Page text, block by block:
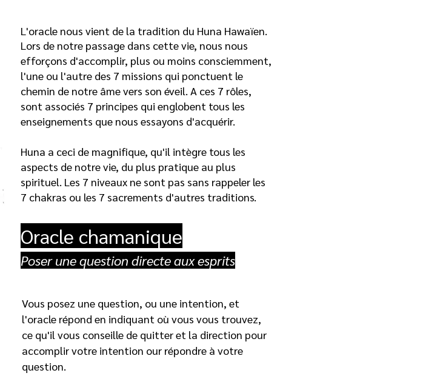
L'oracle nous vient de la tradition du Huna Hawaïen.
Lors de notre passage dans cette vie, nous nous
efforçons d'accomplir, plus ou moins consciemment,
l'une ou l'autre des 7 missions qui ponctuent le
chemin de notre âme vers son éveil. A ces 7 rôles,
sont associés 7 principes qui englobent tous les
enseignements que nous essayons d'acquérir.
Huna a ceci de magnifique, qu'il intègre tous les
aspects de notre vie, du plus pratique au plus
spirituel. Les 7 niveaux ne sont pas sans rappeler les
7 chakras ou les 7 sacrements d'autres traditions.
Oracle chamanique
Poser une question directe aux esprits
Vous posez une question, ou une intention, et
l'oracle répond en indiquant où vous vous trouvez,
ce qu'il vous conseille de quitter et la direction pour
accomplir votre intention our répondre à votre
question.